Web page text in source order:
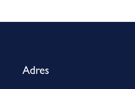
Adres